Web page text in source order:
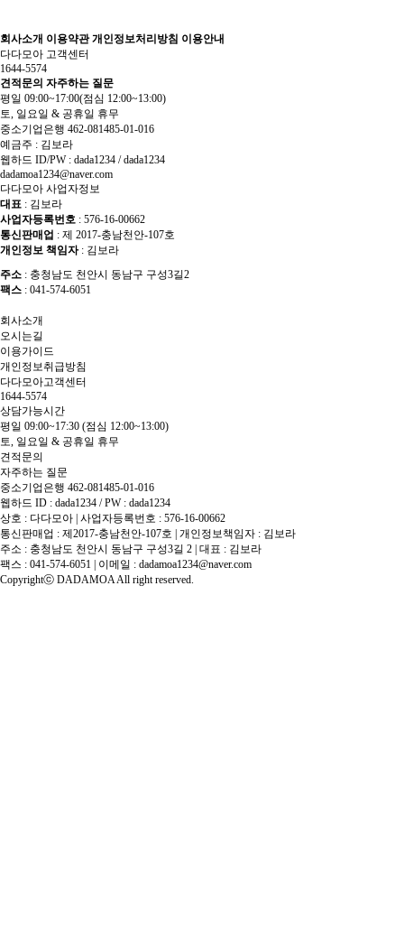
회사소개 이용약관 개인정보처리방침 이용안내
다다모아 고객센터
1644-5574
견적문의 자주하는 질문
평일 09:00~17:00(점심 12:00~13:00)
토, 일요일 & 공휴일 휴무
중소기업은행 462-081485-01-016
예금주 : 김보라
웹하드 ID/PW : dada1234 / dada1234
dadamoa1234@naver.com
다다모아 사업자정보
대표 : 김보라
사업자등록번호 : 576-16-00662
통신판매업 : 제 2017-충남천안-107호
개인정보 책임자: 김보라
주소 : 충청남도 천안시 동남구 구성3길2
팩스 : 041-574-6051
회사소개
오시는길
이용가이드
개인정보취급방침
다다모아고객센터
1644-5574
상담가능시간
평일 09:00~17:30 (점심 12:00~13:00)
토, 일요일 & 공휴일 휴무
견적문의
자주하는 질문
중소기업은행 462-081485-01-016
웹하드 ID : dada1234 / PW : dada1234
상호 : 다다모아 | 사업자등록번호 : 576-16-00662
통신판매업 : 제2017-충남천안-107호 | 개인정보책임자 : 김보라
주소 : 충청남도 천안시 동남구 구성3길 2 | 대표 : 김보라
팩스 : 041-574-6051 | 이메일 : dadamoa1234@naver.com
Copyrightⓒ DADAMOA All right reserved.